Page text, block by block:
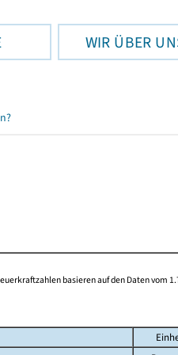
WIR ÜBER
basieren auf den Daten vom